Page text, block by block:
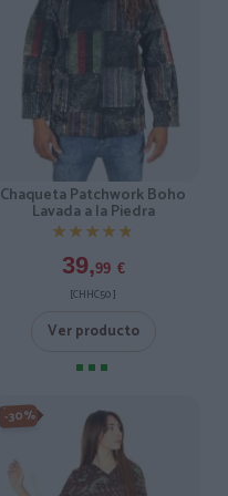
Chaqueta Patchwork Boho
Lavada a la Piedra
★★★★★
★★★★★
39,99 €
[CHHC50 ]
Ver producto
-30%